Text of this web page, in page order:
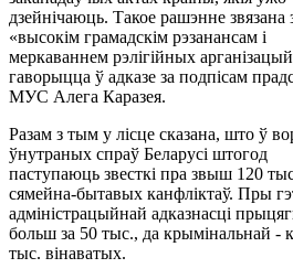
дзейнічаюць. Такое рашэнне звязана
«высокім грамадскім рэзанансам і
меркаваннем рэлігійных
гаворыцца ў адказе за подпісам
МУС Алега Каразея.
Разам з тым у лісце сказана, што ў
ўнутраных спраў Беларусі штогод
паступаюць звесткі пра звыш 120
сямейна-бытавых канфліктаў. Пры
адміністрацыйнай адказнасці
больш за 50 тыс., да крымінальнай -
тыс. вінаватых.